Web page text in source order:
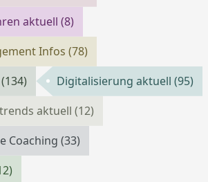
aktuell(8)
Infos(78)
(134) Digitalisierung aktuell(95)
aktuell(12)
Coaching(33)